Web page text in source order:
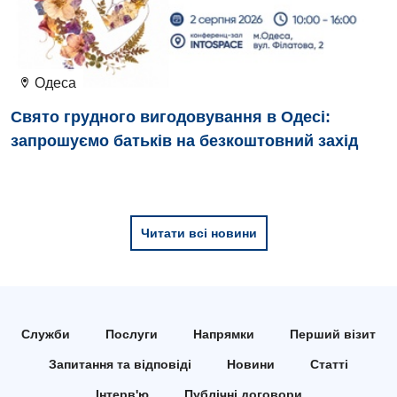
Відділення інтенсивної терапії
Відділення кардіосудинної патології та неврології
Відділення невідкладних станів
Гастроентерологія
Гематологія
Денний стаціонар
Дерматовенерологія
Кардіологія
Одеса
Свято грудного вигодовування в Одесі:
запрошуємо батьків на безкоштовний захід
Читати всі новини
Служби Послуги Напрямки Перший візит
Запитання та відповіді Новини Статті